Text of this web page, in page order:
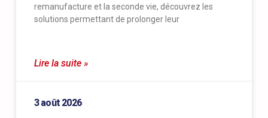
remanufacture et la seconde vie, découvrez les
solutions permettant de prolonger leur
Lire la suite »
3 août 2026